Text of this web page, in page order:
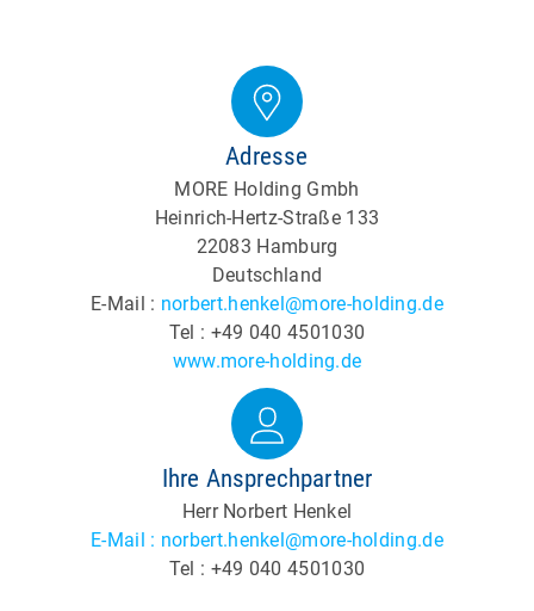
Adresse
MORE Holding Gmbh
Heinrich-Hertz-Straße 133
22083 Hamburg
Deutschland
E-Mail : norbert.henkel@more-holding.de
Tel : +49 040 4501030
www.more-holding.de
Ihre Ansprechpartner
Herr Norbert Henkel
E-Mail : norbert.henkel@more-holding.de
Tel : +49 040 4501030